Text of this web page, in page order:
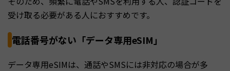
受け取る必要がある人におすすめです。
電話番号がない「データ専用eSIM」
データ専用eSIMは、通話やSMSには非対応の場合が多